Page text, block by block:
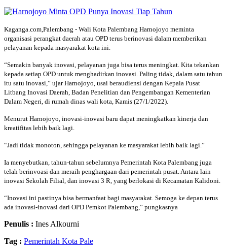
Kaganga.com,Palembang - Wali Kota Palembang Harnojoyo meminta
organisasi perangkat daerah atau OPD terus berinovasi dalam memberikan
pelayanan kepada masyarakat kota ini.
“Semakin banyak inovasi, pelayanan juga bisa terus meningkat. Kita tekankan
kepada setiap OPD untuk menghadirkan inovasi. Paling tidak, dalam satu tahun
itu satu inovasi,” ujar Harnojoyo, usai beraudiensi dengan Kepala Pusat
Litbang Inovasi Daerah, Badan Penelitian dan Pengembangan Kementerian
Dalam Negeri, di rumah dinas wali kota, Kamis (27/1/2022).
Menurut Harnojoyo, inovasi-inovasi baru dapat meningkatkan kinerja dan
kreatifitas lebih baik lagi.
“Jadi tidak monoton, sehingga pelayanan ke masyarakat lebih baik lagi.”
Ia menyebutkan, tahun-tahun sebelumnya Pemerintah Kota Palembang juga
telah berinvoasi dan meraih penghargaan dari pemerintah pusat. Antara lain
inovasi Sekolah Filial, dan inovasi 3 R, yang berlokasi di Kecamatan Kalidoni.
“Inovasi ini pastinya bisa bermanfaat bagi masyarakat. Semoga ke depan terus
ada inovasi-inovasi dari OPD Pemkot Palembang,” pungkasnya
Penulis : Ines Alkourni
Tag : Pemerintah Kota Pale